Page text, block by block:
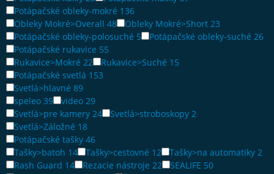
Potápačské obleky-mokré 136
Obleky Mokré>Overall 48 Obleky Mokré>Short 23
Potápačské obleky-polosuché 5 Potápačské obleky-suché 26
Potápačské rukavice 55
Rukavice>Mokré 22 Rukavice>Suché 15
Potápačské svetlá 153
Svetlá>hlavné 89
speleo 39 video 29
Svetlá>pre kamery 24 Svetlá>stroboskopy 2
Svetlá>Záložné 18
Potápačské tašky 46
Tašky>batoh 14 Tašky>cestovné 12 Tašky>na automatiky 2
Rash Guard 14 Rezacie nástroje 22 SEALIFE 50